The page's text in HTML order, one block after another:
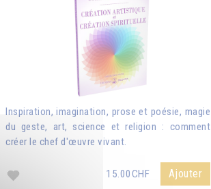
Inspiration, imagination, prose et poésie, magie
du geste, art, science et religion : comment
créer le chef d'œuvre vivant.
15.00CHF Ajouter